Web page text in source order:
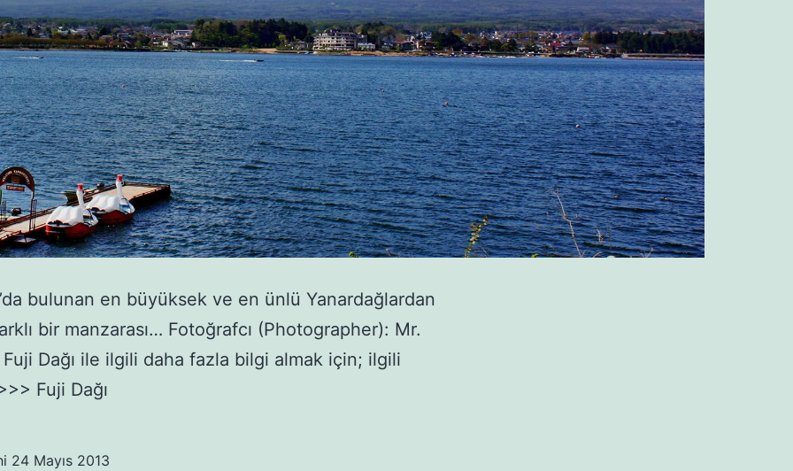
bulunan en büyüksek ve en ünlü Yanardağlardan
bir manzarası… Fotoğrafcı (Photographer): Mr.
Dağı ile ilgili daha fazla bilgi almak için; ilgili
Fuji Dağı
24 Mayıs 2013